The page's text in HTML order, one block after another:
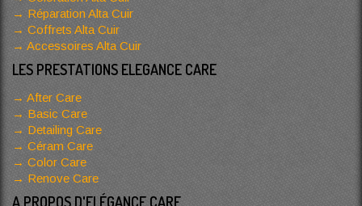
Réparation Alta Cuir
Coffrets Alta Cuir
Accessoires Alta Cuir
LES PRESTATIONS ELEGANCE CARE
After Care
Basic Care
Detailing Care
Céram Care
Color Care
Renove Care
A PROPOS D'ELÉGANCE CARE